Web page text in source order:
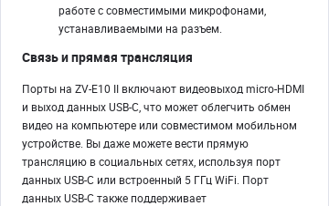
работе с совместимыми микрофонами,
устанавливаемыми на разъем.
Связь и прямая трансляция
Порты на ZV-E10 II включают видеовыход micro-HDMI
и выход данных USB-C, что может облегчить обмен
видео на компьютере или совместимом мобильном
устройстве. Вы даже можете вести прямую
трансляцию в социальных сетях, используя порт
данных USB-C или встроенный 5 ГГц WiFi. Порт
данных USB-C также поддерживает